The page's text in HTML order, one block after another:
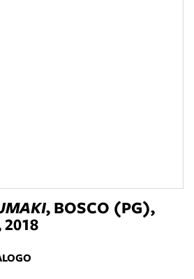
, BOSCO (PG),
2018